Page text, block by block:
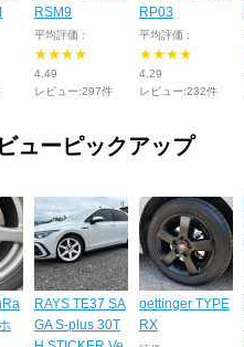
RSM9
平均評価 :
★★★★
4.49
レビュー:297件
RP03
平均評価 :
★★★★
4.29
レビュー:232件
ューピックアップ
RAYS TE37 SA
GA S-plus 30T
oettinger TYPE
RX